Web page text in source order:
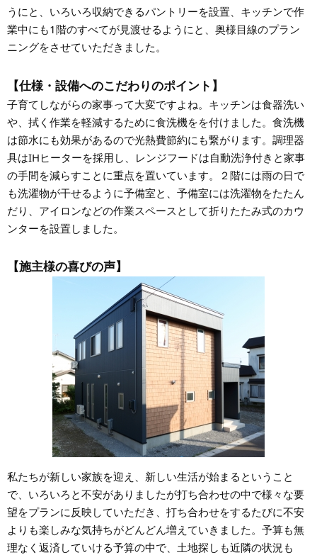
うにと、いろいろ収納できるパントリーを設置、キッチンで作
業中にも1階のすべてが見渡せるようにと、奥様目線のプラン
ニングをさせていただきました。
【仕様・設備へのこだわりのポイント】
子育てしながらの家事って大変ですよね。キッチンは食器洗い
や、拭く作業を軽減するために食洗機をを付けました。食洗機
は節水にも効果があるので光熱費節約にも繋がります。調理器
具はIHヒーターを採用し、レンジフードは自動洗浄付きと家事
の手間を減らすことに重点を置いています。２階には雨の日で
も洗濯物が干せるように予備室と、予備室には洗濯物をたたん
だり、アイロンなどの作業スペースとして折りたたみ式のカウ
ンターを設置しました。
【施主様の喜びの声】
私たちが新しい家族を迎え、新しい生活が始まるということ
で、いろいろと不安がありましたが打ち合わせの中で様々な要
望をプランに反映していただき、打ち合わせをするたびに不安
よりも楽しみな気持ちがどんどん増えていきました。予算も無
理なく返済していける予算の中で、土地探しも近隣の状況も